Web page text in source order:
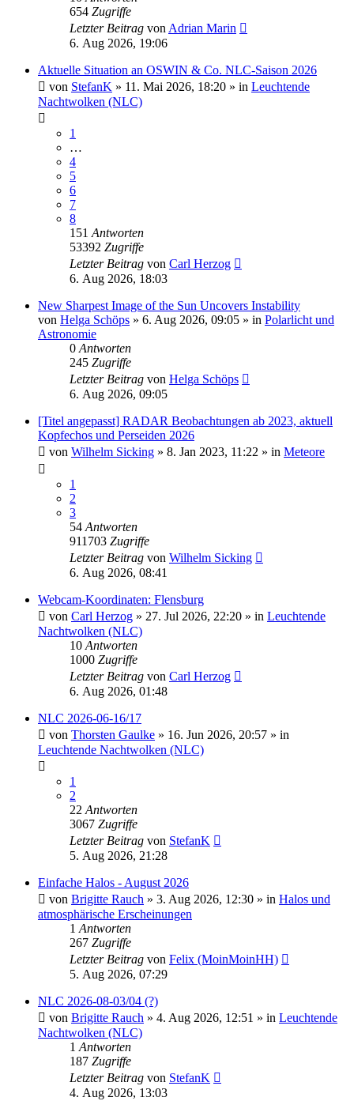
654 Zugriffe
Letzter Beitrag von Adrian Marin
6. Aug 2026, 19:06
Aktuelle Situation an OSWIN & Co. NLC-Saison 2026
von StefanK » 11. Mai 2026, 18:20 » in Leuchtende
Nachtwolken (NLC)
1
…
4
5
6
7
8
151 Antworten
53392 Zugriffe
Letzter Beitrag von Carl Herzog
6. Aug 2026, 18:03
New Sharpest Image of the Sun Uncovers Instability
von Helga Schöps » 6. Aug 2026, 09:05 » in Polarlicht und
Astronomie
0 Antworten
245 Zugriffe
Letzter Beitrag von Helga Schöps
6. Aug 2026, 09:05
[Titel angepasst] RADAR Beobachtungen ab 2023, aktuell
Kopfechos und Perseiden 2026
von Wilhelm Sicking » 8. Jan 2023, 11:22 » in Meteore
1
2
3
54 Antworten
911703 Zugriffe
Letzter Beitrag von Wilhelm Sicking
6. Aug 2026, 08:41
Webcam-Koordinaten: Flensburg
von Carl Herzog » 27. Jul 2026, 22:20 » in Leuchtende
Nachtwolken (NLC)
10 Antworten
1000 Zugriffe
Letzter Beitrag von Carl Herzog
6. Aug 2026, 01:48
NLC 2026-06-16/17
von Thorsten Gaulke » 16. Jun 2026, 20:57 » in
Leuchtende Nachtwolken (NLC)
1
2
22 Antworten
3067 Zugriffe
Letzter Beitrag von StefanK
5. Aug 2026, 21:28
Einfache Halos - August 2026
von Brigitte Rauch » 3. Aug 2026, 12:30 » in Halos und
atmosphärische Erscheinungen
1 Antworten
267 Zugriffe
Letzter Beitrag von Felix (MoinMoinHH)
5. Aug 2026, 07:29
NLC 2026-08-03/04 (?)
von Brigitte Rauch » 4. Aug 2026, 12:51 » in Leuchtende
Nachtwolken (NLC)
1 Antworten
187 Zugriffe
Letzter Beitrag von StefanK
4. Aug 2026, 13:03